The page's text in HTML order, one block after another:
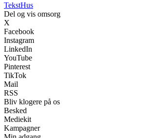
TekstHus
Del og vis omsorg
X
Facebook
Instagram
LinkedIn
YouTube
Pinterest
TikTok
Mail
RSS
Bliv klogere på os
Besked
Mediekit
Kampagner